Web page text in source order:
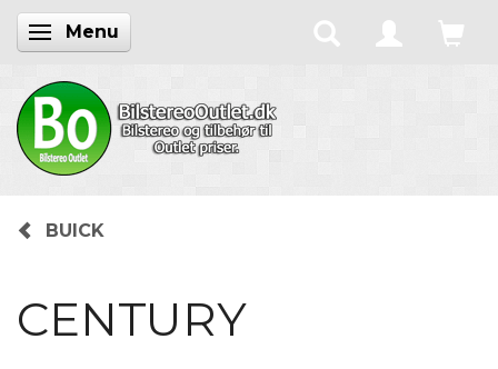
Skifte navigation
Menu
BUICK
CENTURY